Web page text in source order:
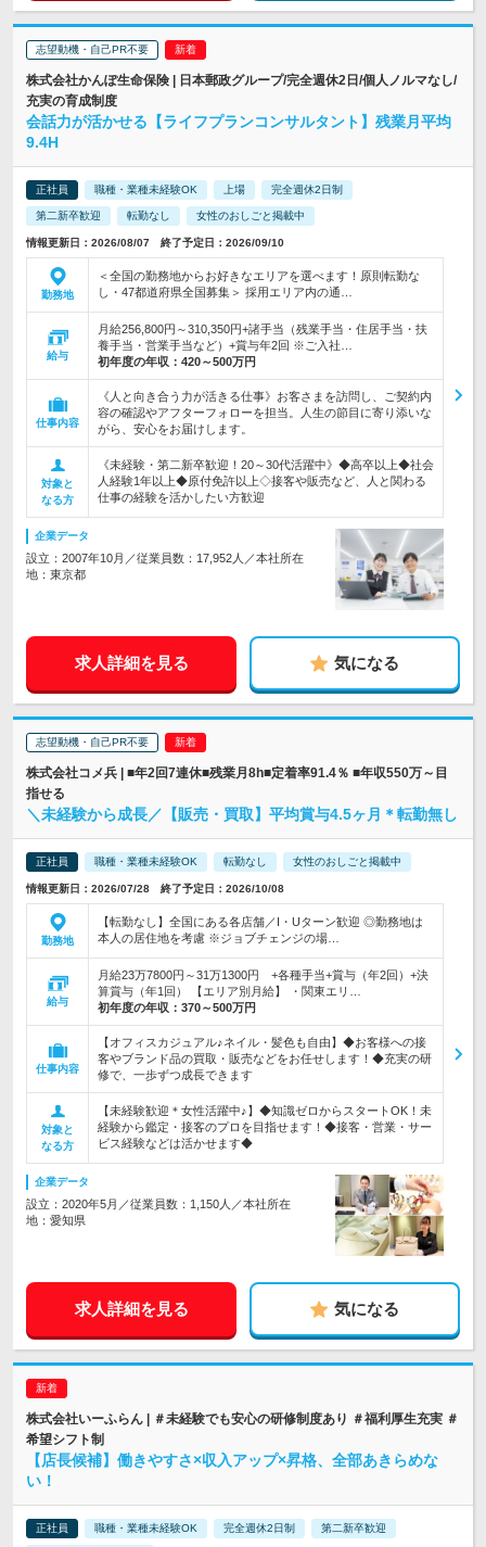
志望動機・自己PR不要
株式会社かんぽ生命保険 | 日本郵政グループ/完全週休2日/個人ノルマなし/
充実の育成制度
会話力が活かせる【ライフプランコンサルタント】残業月平均
9.4H
正社員 職種・業種未経験OK 上場 完全週休2日制
第二新卒歓迎 転勤なし 女性のおしごと掲載中
情報更新日：2026/08/07 終了予定日：2026/09/10
勤務地
＜全国の勤務地からお好きなエリアを選べます！原則転勤な
し・47都道府県全国募集＞ 採用エリア内の通…
給与
月給256,800円～310,350円+諸手当（残業手当・住居手当・扶
養手当・営業手当など）+賞与年2回 ※ご入社…
初年度の年収： 420～500万円
仕事内容
《人と向き合う力が活きる仕事》お客さまを訪問し、ご契約内
容の確認やアフターフォローを担当。人生の節目に寄り添いな
がら、安心をお届けします。
対象と
なる方
《未経験・第二新卒歓迎！20～30代活躍中》◆高卒以上◆社会
人経験1年以上◆原付免許以上◇接客や販売など、人と関わる
仕事の経験を活かしたい方歓迎
企業データ
設立：2007年10月／従業員数：17,952人／本社所在
地：東京都
求人詳細を見る 気になる
志望動機・自己PR不要
株式会社コメ兵 | ■年2回7連休■残業月8h■定着率91.4％ ■年収550万～目
指せる
＼未経験から成長／【販売・買取】平均賞与4.5ヶ月＊転勤無し
正社員 職種・業種未経験OK 転勤なし 女性のおしごと掲載中
情報更新日：2026/07/28 終了予定日：2026/10/08
勤務地
【転勤なし】全国にある各店舗／I・Uターン歓迎 ◎勤務地は
本人の居住地を考慮 ※ジョブチェンジの場…
給与
月給23万7800円～31万1300円 +各種手当+賞与（年2回）+決
算賞与（年1回） 【エリア別月給】 ・関東エリ…
初年度の年収： 370～500万円
仕事内容
【オフィスカジュアル♪ネイル・髪色も自由】◆お客様への接
客やブランド品の買取・販売などをお任せします！◆充実の研
修で、一歩ずつ成長できます
対象と
なる方
【未経験歓迎＊女性活躍中♪】◆知識ゼロからスタートOK！未
経験から鑑定・接客のプロを目指せます！◆接客・営業・サー
ビス経験などは活かせます◆
企業データ
設立：2020年5月／従業員数：1,150人／本社所在
地：愛知県
求人詳細を見る 気になる
株式会社いーふらん | ＃未経験でも安心の研修制度あり ＃福利厚生充実 ＃
希望シフト制
【店長候補】働きやすさ×収入アップ×昇格、全部あきらめな
い！
正社員 職種・業種未経験OK 完全週休2日制 第二新卒歓迎